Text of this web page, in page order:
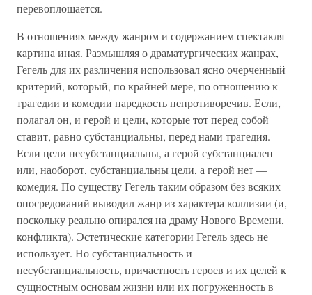
перевоплощается.
В отношениях между жанром и содержанием спектакля
картина иная. Размышляя о драматургических жанрах,
Гегель для их различения использовал ясно очерченный
критерий, который, по крайней мере, по отношению к
трагедии и комедии наредкость непротиворечив. Если,
полагал он, и герой и цели, которые тот перед собой
ставит, равно субстанциальны, перед нами трагедия.
Если цели несубстанциальны, а герой субстанциален
или, наоборот, субстанциальны цели, а герой нет —
комедия. По существу Гегель таким образом без всяких
опосредований выводил жанр из характера коллизии (и,
поскольку реально опирался на драму Нового Времени,
конфликта). Эстетические категории Гегель здесь не
использует. Но субстанциальность и
несубстанциальность, причастность героев и их целей к
сущностным основам жизни или их погруженность в